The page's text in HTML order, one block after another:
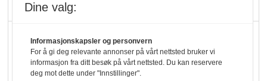
Q passerte 1 milliard i
Rema i 2025
Dine valg:
Informasjonskapsler og personvern
For å gi deg relevante annonser på vårt nettsted bruker vi
informasjon fra ditt besøk på vårt nettsted. Du kan reservere
deg mot dette under "Innstillinger".